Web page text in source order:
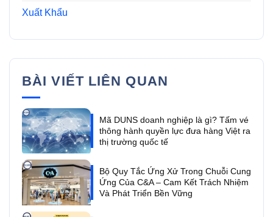
Xuất Khẩu
BÀI VIẾT LIÊN QUAN
Mã DUNS doanh nghiệp là gì? Tấm vé
thông hành quyền lực đưa hàng Việt ra
thị trường quốc tế
Bộ Quy Tắc Ứng Xử Trong Chuỗi Cung
Ứng Của C&A – Cam Kết Trách Nhiệm
Và Phát Triển Bền Vững